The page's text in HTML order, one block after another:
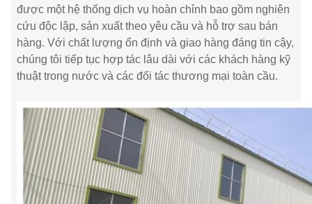
được một hệ thống dịch vụ hoàn chỉnh bao gồm nghiên
cứu độc lập, sản xuất theo yêu cầu và hỗ trợ sau bán
hàng. Với chất lượng ổn định và giao hàng đáng tin cậy,
chúng tôi tiếp tục hợp tác lâu dài với các khách hàng kỹ
thuật trong nước và các đối tác thương mại toàn cầu.